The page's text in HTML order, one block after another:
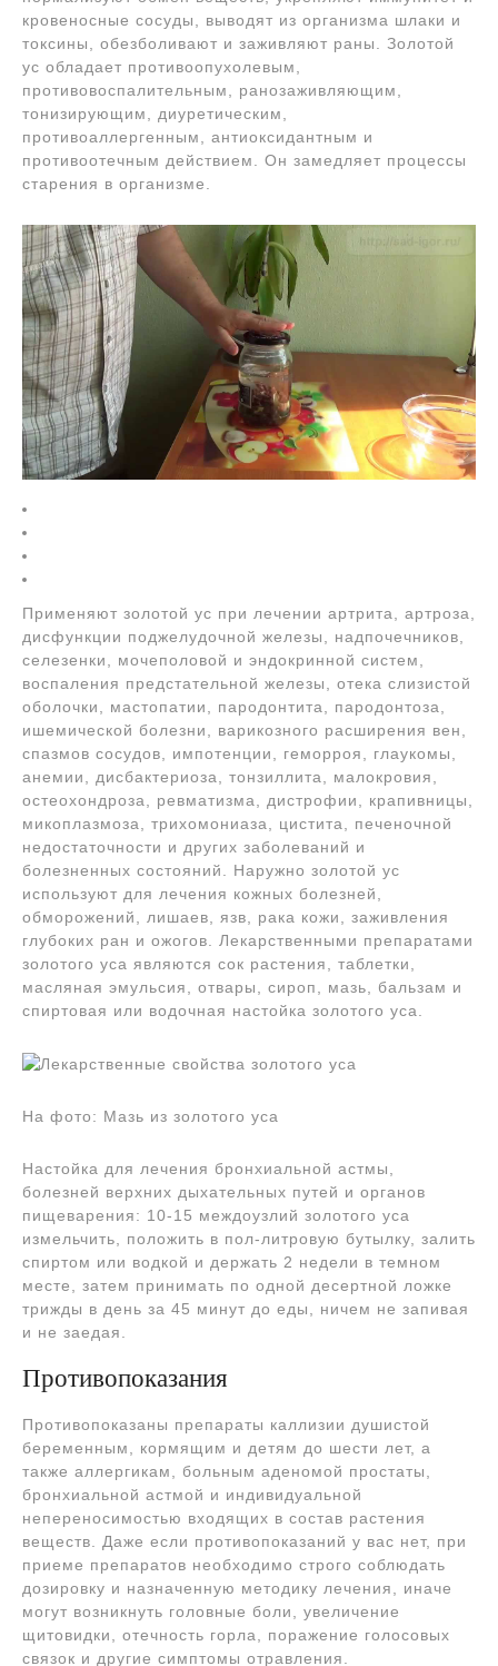
кровеносные сосуды, выводят из организма шлаки и
токсины, обезболивают и заживляют раны. Золотой
ус обладает противоопухолевым,
противовоспалительным, ранозаживляющим,
тонизирующим, диуретическим,
противоаллергенным, антиоксидантным и
противоотечным действием. Он замедляет процессы
старения в организме.
Применяют золотой ус при лечении артрита, артроза,
дисфункции поджелудочной железы, надпочечников,
селезенки, мочеполовой и эндокринной систем,
воспаления предстательной железы, отека слизистой
оболочки, мастопатии, пародонтита, пародонтоза,
ишемической болезни, варикозного расширения вен,
спазмов сосудов, импотенции, геморроя, глаукомы,
анемии, дисбактериоза, тонзиллита, малокровия,
остеохондроза, ревматизма, дистрофии, крапивницы,
микоплазмоза, трихомониаза, цистита, печеночной
недостаточности и других заболеваний и
болезненных состояний. Наружно золотой ус
используют для лечения кожных болезней,
обморожений, лишаев, язв, рака кожи, заживления
глубоких ран и ожогов. Лекарственными препаратами
золотого уса являются сок растения, таблетки,
масляная эмульсия, отвары, сироп, мазь, бальзам и
спиртовая или водочная настойка золотого уса.
На фото: Мазь из золотого уса
Настойка для лечения бронхиальной астмы,
болезней верхних дыхательных путей и органов
пищеварения: 10-15 междоузлий золотого уса
измельчить, положить в пол-литровую бутылку, залить
спиртом или водкой и держать 2 недели в темном
месте, затем принимать по одной десертной ложке
трижды в день за 45 минут до еды, ничем не запивая
и не заедая.
Противопоказания
Противопоказаны препараты каллизии душистой
беременным, кормящим и детям до шести лет, а
также аллергикам, больным аденомой простаты,
бронхиальной астмой и индивидуальной
непереносимостью входящих в состав растения
веществ. Даже если противопоказаний у вас нет, при
приеме препаратов необходимо строго соблюдать
дозировку и назначенную методику лечения, иначе
могут возникнуть головные боли, увеличение
щитовидки, отечность горла, поражение голосовых
связок и другие симптомы отравления.